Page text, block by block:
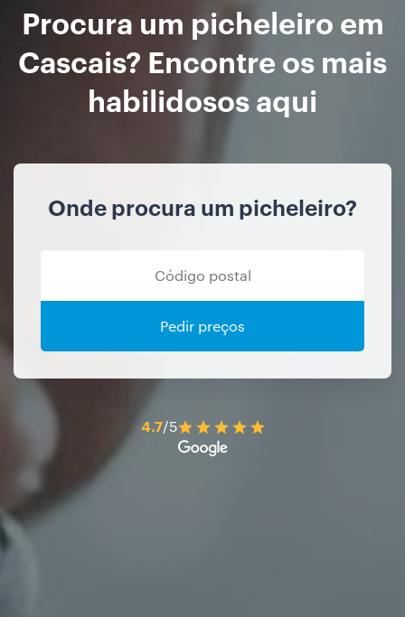
Procura um picheleiro em
Cascais? Encontre os mais
habilidosos aqui
Onde procura um picheleiro?
Pedir preços
4.7/5